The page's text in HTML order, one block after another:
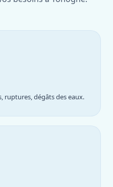
dégâts des eaux.